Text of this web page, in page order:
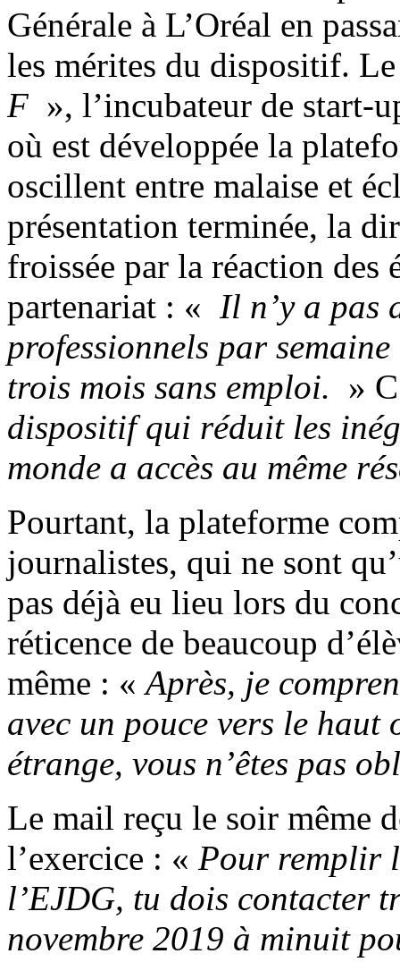
Générale à L’Oréal en
les mérites du dispositif.
F », l’incubateur de start-
où est développée la
oscillent entre malaise et
présentation terminée, la
froissée par la réaction des
partenariat : « Il n’y a pas
professionnels par
trois mois sans emploi. »
dispositif qui réduit les
monde a accès au même
Pourtant, la plateforme
journalistes, qui ne sont
pas déjà eu lieu lors du
réticence de beaucoup
même : «Après, je
avec un pouce vers le haut
étrange, vous n’êtes pas
Le mail reçu le soir même
l’exercice : « Pour remplir
l’EJDG, tu dois contacter
novembre 2019 à minuit